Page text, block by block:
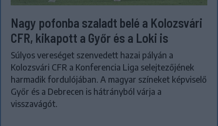
Nagy pofonba szaladt belé a Kolozsvári
CFR, kikapott a Győr és a Loki is
Súlyos vereséget szenvedett hazai pályán a
Kolozsvári CFR a Konferencia Liga selejtezőjének
harmadik fordulójában. A magyar színeket képviselő
Győr és a Debrecen is hátrányból várja a
visszavágót.